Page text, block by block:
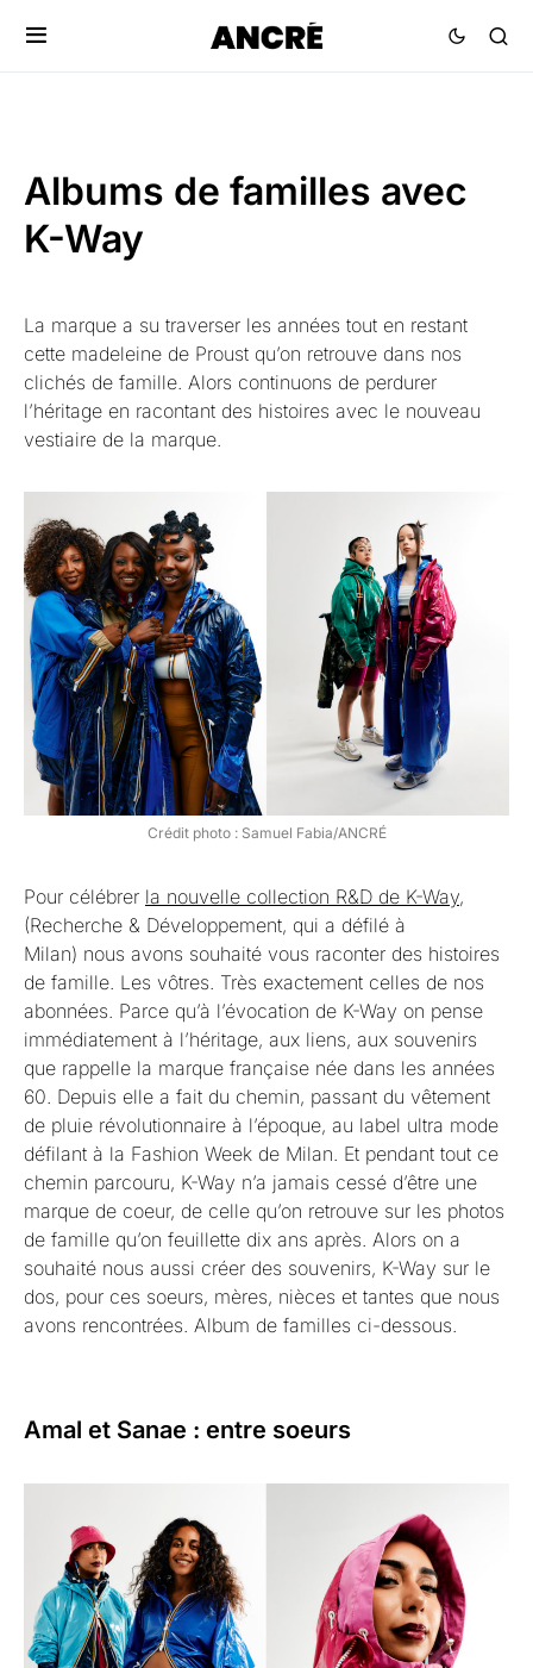
Albums de familles avec
K-Way
La marque a su traverser les années tout en restant
cette madeleine de Proust qu’on retrouve dans nos
clichés de famille. Alors continuons de perdurer
l’héritage en racontant des histoires avec le nouveau
vestiaire de la marque.
Crédit photo : Samuel Fabia/ANCRÉ
Pour célébrer la nouvelle collection R&D de K-Way,
(Recherche & Développement, qui a défilé à
Milan) nous avons souhaité vous raconter des histoires
de famille. Les vôtres. Très exactement celles de nos
abonnées. Parce qu’à l’évocation de K-Way on pense
immédiatement à l’héritage, aux liens, aux souvenirs
que rappelle la marque française née dans les années
60. Depuis elle a fait du chemin, passant du vêtement
de pluie révolutionnaire à l’époque, au label ultra mode
défilant à la Fashion Week de Milan. Et pendant tout ce
chemin parcouru, K-Way n’a jamais cessé d’être une
marque de coeur, de celle qu’on retrouve sur les photos
de famille qu’on feuillette dix ans après. Alors on a
souhaité nous aussi créer des souvenirs, K-Way sur le
dos, pour ces soeurs, mères, nièces et tantes que nous
avons rencontrées. Album de familles ci-dessous.
Amal et Sanae : entre soeurs